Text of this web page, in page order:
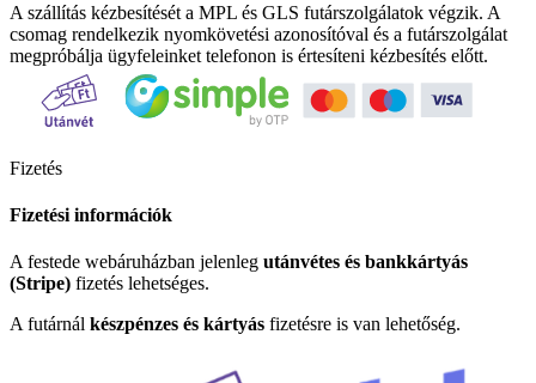
A szállítás kézbesítését a MPL és GLS futárszolgálatok végzik. A
csomag rendelkezik nyomkövetési azonosítóval és a futárszolgálat
megpróbálja ügyfeleinket telefonon is értesíteni kézbesítés előtt.
Fizetés
Fizetési információk
A festede webáruházban jelenleg utánvétes és bankkártyás
(Stripe) fizetés lehetséges.
A futárnál készpénzes és kártyás fizetésre is van lehetőség.